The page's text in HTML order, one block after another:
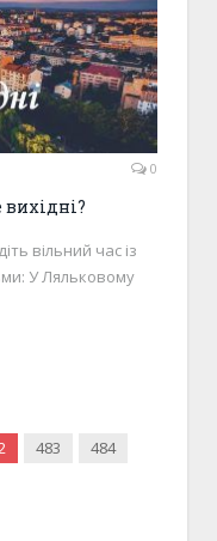
0
вільний час із
У Ляльковому
483
484